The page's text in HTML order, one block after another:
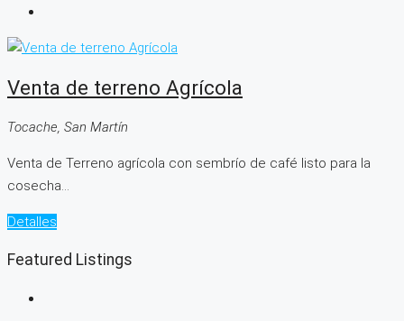
Venta de terreno Agrícola
Tocache, San Martín
Venta de Terreno agrícola con sembrío de café listo para la
cosecha...
Detalles
Featured Listings